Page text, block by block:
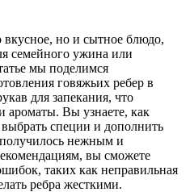
вкусное, но и сытное блюдо,
семейного ужина или
мы поделимся
говяжьих ребер в
для запекания, что
ароматы. Вы узнаете, как
специи и дополнить
нежным и
вы сможете
таких как неправильная
ребра жесткими.